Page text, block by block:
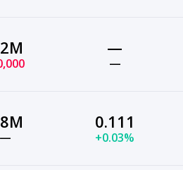
—
—
—
0.111
+0.03%